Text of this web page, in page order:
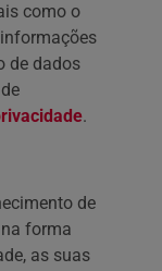
como o
de dados
.
de
forma
as suas